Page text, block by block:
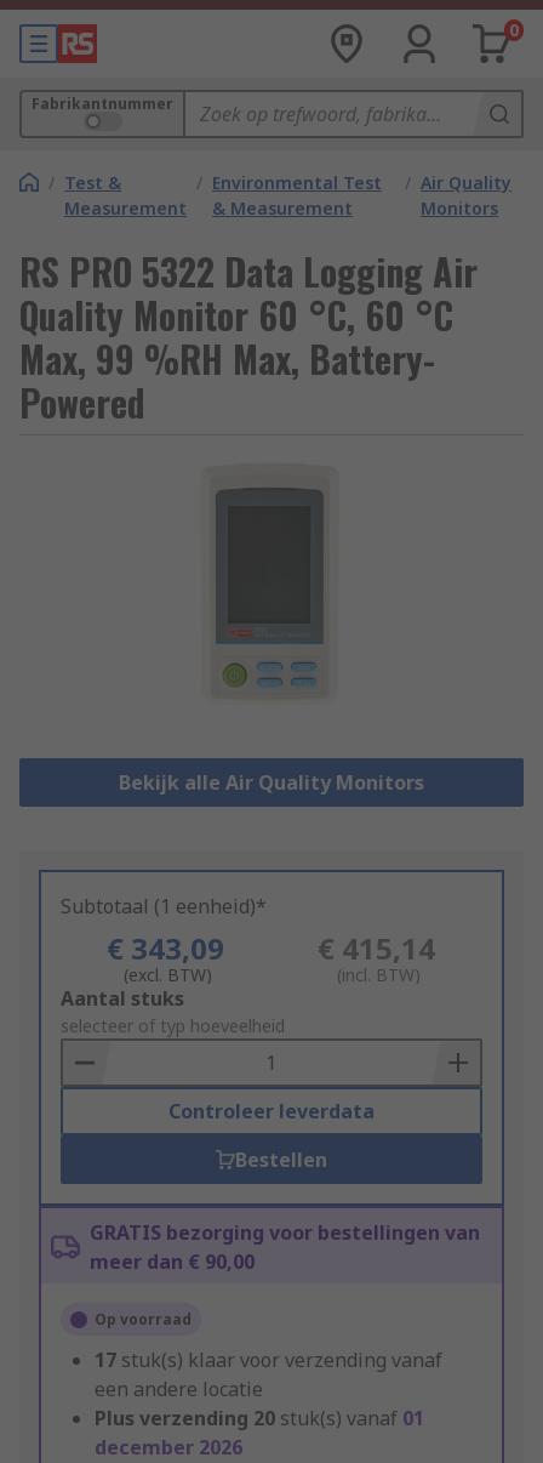
0
Fabrikantnummer
/ Test &
Measurement
/ Environmental Test
& Measurement
/ Air Quality
Monitors
RS PRO 5322 Data Logging Air
Quality Monitor 60 °C, 60 °C
Max, 99 %RH Max, Battery-
Powered
Bekijk alle Air Quality Monitors
Subtotaal (1 eenheid)*
€ 343,09
(excl. BTW)
€ 415,14
(incl. BTW)
Add
to
Basket
Aantal stuks
selecteer of typ hoeveelheid
Controleer leverdata
Bestellen
GRATIS bezorging voor bestellingen van
meer dan € 90,00
Op voorraad
17 stuk(s) klaar voor verzending vanaf
een andere locatie
Plus verzending 20 stuk(s) vanaf 01
december 2026